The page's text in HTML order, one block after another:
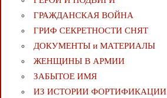
ГРАЖДАНСКАЯ ВОЙНА
ГРИФ СЕКРЕТНОСТИ СНЯТ
ДОКУМЕНТЫ и МАТЕРИАЛЫ
ЖЕНЩИНЫ В АРМИИ
ЗАБЫТОЕ ИМЯ
ИЗ ИСТОРИИ ФОРТИФИКАЦИИ